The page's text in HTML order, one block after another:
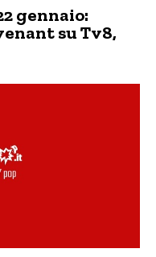
gennaio:
su Tv8,